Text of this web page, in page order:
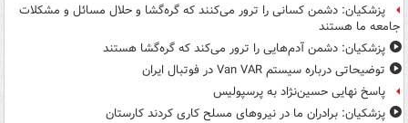
پزشکیان: دشمن کسانی را ترور می‌کنند که گره‌گشا و حلال مسائل و مشکلات
جامعه ما هستند
پزشکیان: دشمن آدم‌هایی را ترور می‌کند که گره‌گشا هستند
توضیحاتی درباره سیستم Van VAR در فوتبال ایران
پاسخ نهایی حسین‌نژاد به پرسپولیس
پزشکیان: برادران ما در نیروهای مسلح کاری کردند کارستان